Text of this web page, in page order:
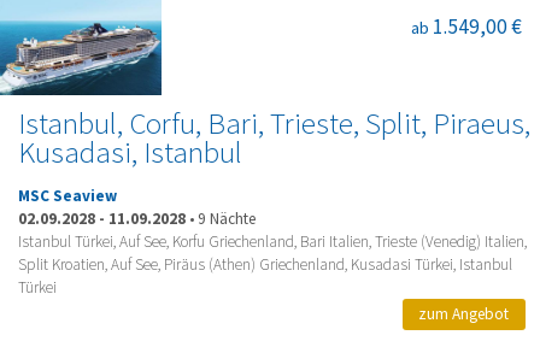
Istanbul, Corfu, Bari, Trieste, Split, Piraeus,
Kusadasi, Istanbul
ab 1.549,00 €
MSC Seaview
02.09.2028 - 11.09.2028 • 9 Nächte
Istanbul Türkei, Auf See, Korfu Griechenland, Bari Italien, Trieste (Venedig) Italien,
Split Kroatien, Auf See, Piräus (Athen) Griechenland, Kusadasi Türkei, Istanbul
Türkei
zum Angebot